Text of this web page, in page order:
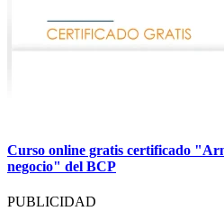
Curso online gratis certificado
negocio" del BCP
PUBLICIDAD